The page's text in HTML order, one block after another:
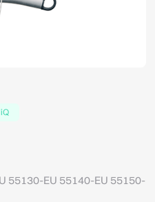
55130-EU 55140-EU 55150-